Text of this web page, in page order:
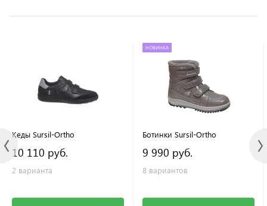
Кеды Sursil-Ortho
10 110 руб.
2 варианта
НОВИНКА
Ботинки Sursil-Ortho
9 990 руб.
8 вариантов